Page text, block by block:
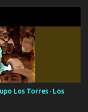
falta mucho para
Madrid Milán y también
es mi fragancia
pic si no se han dado
Los Torres · Los